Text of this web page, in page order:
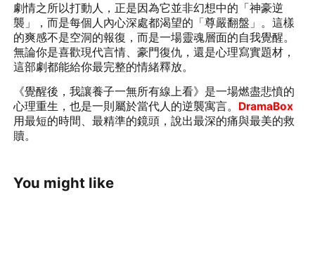
劇情之所以打動人，正是因為它並非幻想中的「神豪逆
襲」，而是每個人內心深處都渴望的「尊嚴翻盤」。這樣
的爽感不是空洞的報復，而是一場靈魂層面的自我覺醒。
無論你是喜歡現代言情、豪門復仇，還是心理寫實題材，
這部劇都能給你最完整的情緒釋放。
《覺醒後，我讓養子一無所有線上看》是一場燃盡悲憤的
心理重生，也是一則屬於當代人的逆襲寓言。 DramaBox
用最短的時間、最精準的鏡頭，說出最深的痛與最美的救
贖。
You might like